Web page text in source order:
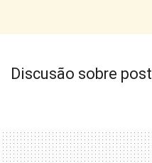
Discusão sobre post